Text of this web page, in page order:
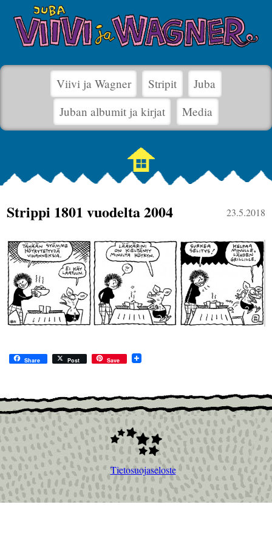
Viivi ja Wagner Stripit
Juba
Juban albumit ja kirjat
Media
23.5.2018
Strippi 1801 vuodelta 2004
Share Post Save
Tietosuojaseloste